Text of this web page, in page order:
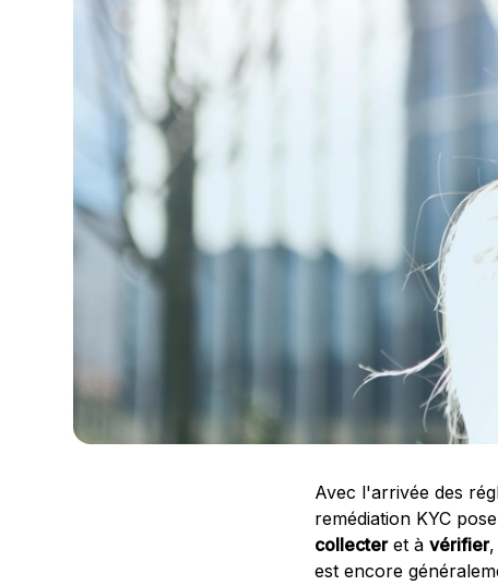
Avec l'arrivée des
remédiation KYC
collecteret à vérifier,
est encore